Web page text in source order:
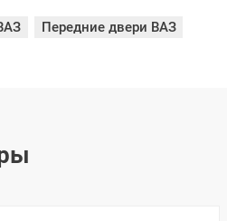
Передние двери ВАЗ